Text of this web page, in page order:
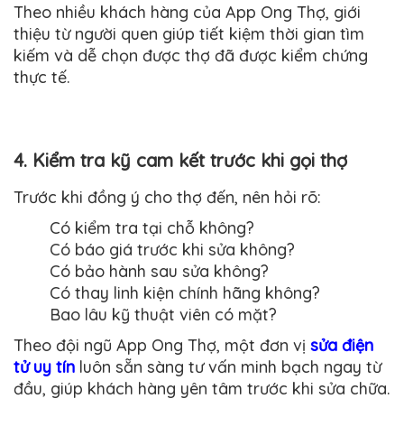
Theo nhiều khách hàng của App Ong Thợ, giới
thiệu từ người quen giúp tiết kiệm thời gian tìm
kiếm và dễ chọn được thợ đã được kiểm chứng
thực tế.
4. Kiểm tra kỹ cam kết trước khi gọi thợ
Trước khi đồng ý cho thợ đến, nên hỏi rõ:
Có kiểm tra tại chỗ không?
Có báo giá trước khi sửa không?
Có bảo hành sau sửa không?
Có thay linh kiện chính hãng không?
Bao lâu kỹ thuật viên có mặt?
Theo đội ngũ App Ong Thợ, một đơn vị sửa điện
tử uy tín luôn sẵn sàng tư vấn minh bạch ngay từ
đầu, giúp khách hàng yên tâm trước khi sửa chữa.